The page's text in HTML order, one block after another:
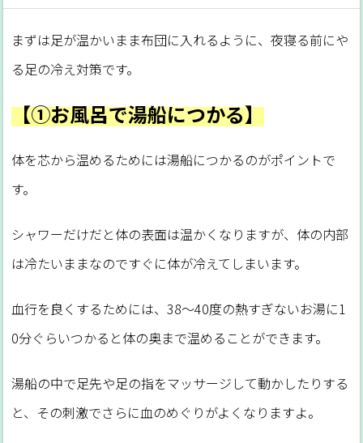
まずは足が温かいまま布団に入れるように、夜寝る前にや
る足の冷え対策です。
【①お風呂で湯船につかる】
体を芯から温めるためには湯船につかるのがポイントで
す。
シャワーだけだと体の表面は温かくなりますが、体の内部
は冷たいままなのですぐに体が冷えてしまいます。
血行を良くするためには、38～40度の熱すぎないお湯に1
0分ぐらいつかると体の奥まで温めることができます。
湯船の中で足先や足の指をマッサージして動かしたりする
と、その刺激でさらに血のめぐりがよくなりますよ。